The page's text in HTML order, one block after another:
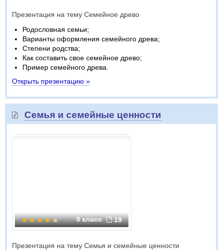
Презентация на тему Семейное древо
Родословная семьи;
Варианты оформления семейного древа;
Степени родства;
Как составить свое семейное древо;
Пример семейного древа.
Открыть презентацию »
Семья и семейные ценности
9 класс 19
Презентация на тему Семья и семейные ценности